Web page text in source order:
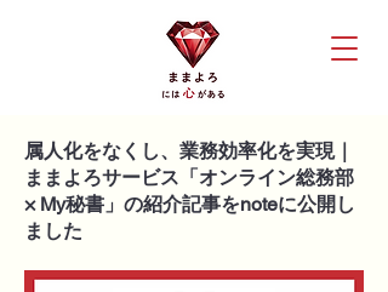
属人化をなくし、業務効率化を実現｜
ままよろサービス「オンライン総務部
× My秘書」の紹介記事をnoteに公開し
ました